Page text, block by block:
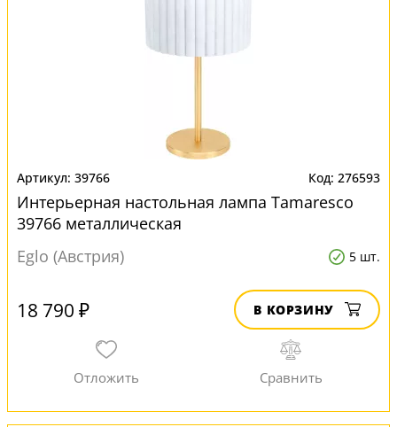
39766 276593
Интерьерная настольная лампа Tamaresco
39766 металлическая
Eglo (Австрия)
5 шт.
18 790 ₽ В КОРЗИНУ